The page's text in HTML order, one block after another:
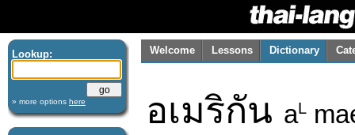
Lookup:
» more options here
Welcome Lessons Dictionary
อเมริกัน aL